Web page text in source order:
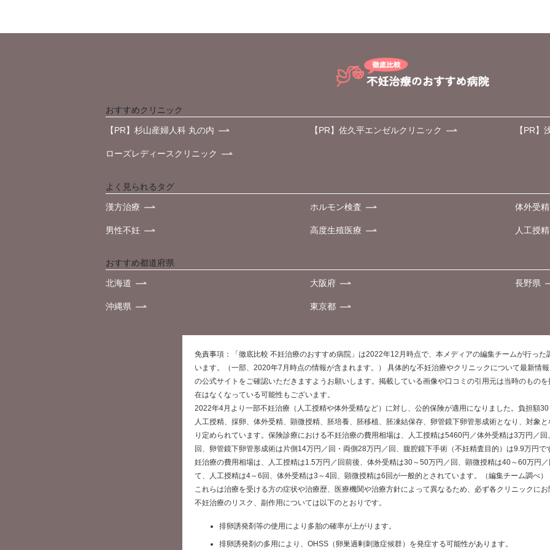
おすすめクリニック
【PR】杉山産婦人科 丸の内 【PR】佐久平エンゼルクリニック 【PR】
ローズレディースクリニック
よく見られるタグ
漢方治療 ホルモン検査 体外受精
男性不妊 高度生殖医療 人工授精
おすすめ都道府県
北海道 大阪府 長野県
沖縄県 東京都
免責事項：「徹底比較 不妊治療のおすすめ病院」は2022年12月時点で、本メディアの編集チームが行った
います。（一部、2020年7月時点の情報が含まれます。） 具体的な不妊治療やクリニックについて最新情
の公式サイトをご確認いただきますようお願いします。掲載している画像や口コミの引用元は当時のもの
在はなくなっている可能性もございます。
2022年4月より一部不妊治療（人工授精や体外受精など）に対し、公的保険が適用になりました。負担額30
人工授精、採卵、体外受精、顕微授精、胚培養、胚移植、胚凍結保存、卵管鏡下卵管形成術となり、対象
り定められています。保険診療における不妊治療の費用相場は、人工授精は5460円／体外受精は3万円／回
回、卵管鏡下卵管形成術は片側14万円／回・両側28万円／回、腹腔鏡下手術（不妊精査目的）は9.9万円で
妊治療の費用相場は、人工授精は1.5万円／回前後、体外受精は30～50万円／回、顕微授精は40～60万円
て、人工授精は4～6回、体外受精は3～4回、顕微授精は6回が一般的とされています。（編集チーム調べ）
これらは治療を受ける方の症状や治療歴、医療機関や治療方針によって異なるため、必ず各クリニックにお
不妊治療のリスク、副作用については以下のとおりです。
排卵誘発剤等の使用により多胎の確率が上がります。
排卵誘発剤の多用により、OHSS（卵巣過剰刺激症候群）を発症する可能性があります。